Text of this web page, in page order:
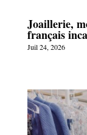
Joaillerie,
français
Juil 24, 2026